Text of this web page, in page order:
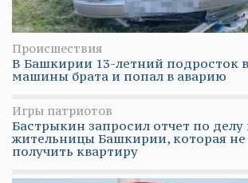
Происшествия
В Башкирии 13-летний подросток
машины брата и попал в аварию
Игры патриотов
Бастрыкин запросил отчет по делу
жительницы Башкирии, которая
получить квартиру